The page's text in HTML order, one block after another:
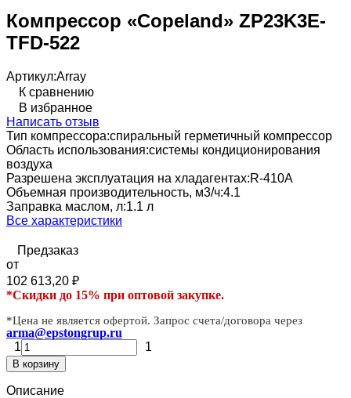
Компрессор «Copeland» ZP23K3E-
TFD-522
Артикул:Array
К сравнению
В избранное
Написать отзыв
Тип компрессора:спиральный герметичный компрессор
Область использования:системы кондиционирования
воздуха
Разрешена эксплуатация на хладагентах:R-410A
Объемная производительность, м3/ч:4.1
Заправка маслом, л:1.1 л
Все характеристики
Предзаказ
от
102 613,20 ₽
*Скидки до 15% при оптовой закупке.
*Цена не является офертой. Запрос счета/договора через
arma@epstongrup.ru
1
1
В корзину
Описание